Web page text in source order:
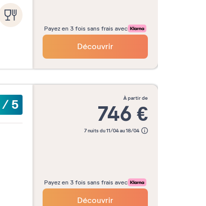
26
Payez en 3 fois sans frais avec
Découvrir
/5 à partir de
746 €
7 nuits du 11/04 au 18/04
Payez en 3 fois sans frais avec
Découvrir